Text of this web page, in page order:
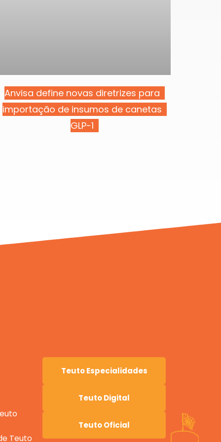
Anvisa define novas diretrizes para
importação de insumos de canetas
GLP-1
Teuto
Teuto Especialidades
Teuto Digital
Teuto Oficial